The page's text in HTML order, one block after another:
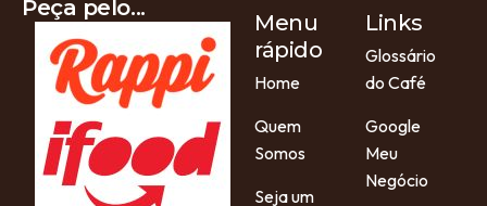
Peça pelo...
Menu
rápido
Home
Quem
Somos
Seja um
Links
Glossário
do Café
Google
Meu
Negócio